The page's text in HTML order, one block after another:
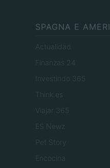
SPAGNA E
Actualidad
Finanzas 24
Investindo 365
Think.es
Viajar 365
ES Newz
Pet Story
Encocina